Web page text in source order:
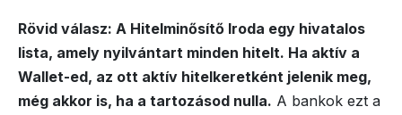
Rövid válasz: A Hitelminősítő Iroda egy hivatalos
lista, amely nyilvántart minden hitelt. Ha aktív a
Wallet-ed, az ott aktív hitelkeretként jelenik meg,
még akkor is, ha a tartozásod nulla. A bankok ezt a